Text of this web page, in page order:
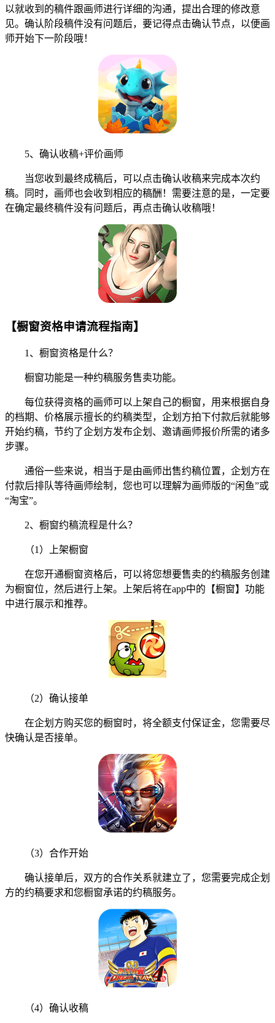
以就收到的稿件跟画师进行详细的沟通，提出合理的修改意
见。确认阶段稿件没有问题后，要记得点击确认节点，以便画
师开始下一阶段哦！
5、确认收稿+评价画师
当您收到最终成稿后，可以点击确认收稿来完成本次约
稿。同时，画师也会收到相应的稿酬！需要注意的是，一定要
在确定最终稿件没有问题后，再点击确认收稿哦！
【橱窗资格申请流程指南】
1、橱窗资格是什么？
橱窗功能是一种约稿服务售卖功能。
每位获得资格的画师可以上架自己的橱窗，用来根据自身
的档期、价格展示擅长的约稿类型，企划方拍下付款后就能够
开始约稿，节约了企划方发布企划、邀请画师报价所需的诸多
步骤。
通俗一些来说，相当于是由画师出售约稿位置，企划方在
付款后排队等待画师绘制，您也可以理解为画师版的“闲鱼”或
“淘宝”。
2、橱窗约稿流程是什么？
（1）上架橱窗
在您开通橱窗资格后，可以将您想要售卖的约稿服务创建
为橱窗位，然后进行上架。上架后将在app中的【橱窗】功能
中进行展示和推荐。
（2）确认接单
在企划方购买您的橱窗时，将全额支付保证金，您需要尽
快确认是否接单。
（3）合作开始
确认接单后，双方的合作关系就建立了，您需要完成企划
方的约稿要求和您橱窗承诺的约稿服务。
（4）确认收稿